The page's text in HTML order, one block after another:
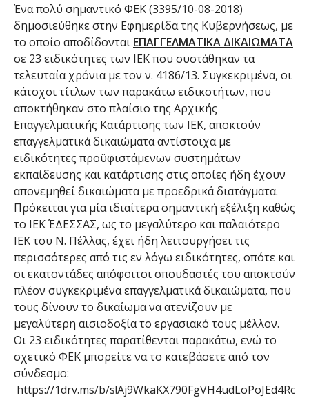
Ένα πολύ σημαντικό ΦΕΚ (3395/10-08-2018)
δημοσιεύθηκε στην Εφημερίδα της Κυβερνήσεως, με
το οποίο αποδίδονται ΕΠΑΓΓΕΛΜΑΤΙΚΑ ΔΙΚΑΙΩΜΑΤΑ
σε 23 ειδικότητες των ΙΕΚ που συστάθηκαν τα
τελευταία χρόνια με τον ν. 4186/13. Συγκεκριμένα, οι
κάτοχοι τίτλων των παρακάτω ειδικοτήτων, που
αποκτήθηκαν στο πλαίσιο της Αρχικής
Επαγγελματικής Κατάρτισης των ΙΕΚ, αποκτούν
επαγγελματικά δικαιώματα αντίστοιχα με
ειδικότητες προϋφιστάμενων συστημάτων
εκπαίδευσης και κατάρτισης στις οποίες ήδη έχουν
απονεμηθεί δικαιώματα με προεδρικά διατάγματα.
Πρόκειται για μία ιδιαίτερα σημαντική εξέλιξη καθώς
το ΙΕΚ ΈΔΕΣΣΑΣ, ως το μεγαλύτερο και παλαιότερο
ΙΕΚ του Ν. Πέλλας, έχει ήδη λειτουργήσει τις
περισσότερες από τις εν λόγω ειδικότητες, οπότε και
οι εκατοντάδες απόφοιτοι σπουδαστές του αποκτούν
πλέον συγκεκριμένα επαγγελματικά δικαιώματα, που
τους δίνουν το δικαίωμα να ατενίζουν με
μεγαλύτερη αισιοδοξία το εργασιακό τους μέλλον.
Οι 23 ειδικότητες παρατίθενται παρακάτω, ενώ το
σχετικό ΦΕΚ μπορείτε να το κατεβάσετε από τον
σύνδεσμο:
https://1drv.ms/b/s!Aj9WkaKX790FgVH4udLoPoJEd4Rc